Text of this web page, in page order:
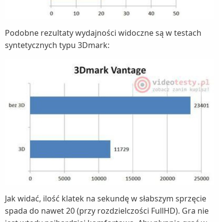
Podobne rezultaty wydajności widoczne są w testach
syntetycznych typu 3Dmark:
Jak widać, ilość klatek na sekundę w słabszym sprzęcie
spada do nawet 20 (przy rozdzielczości FullHD). Gra nie